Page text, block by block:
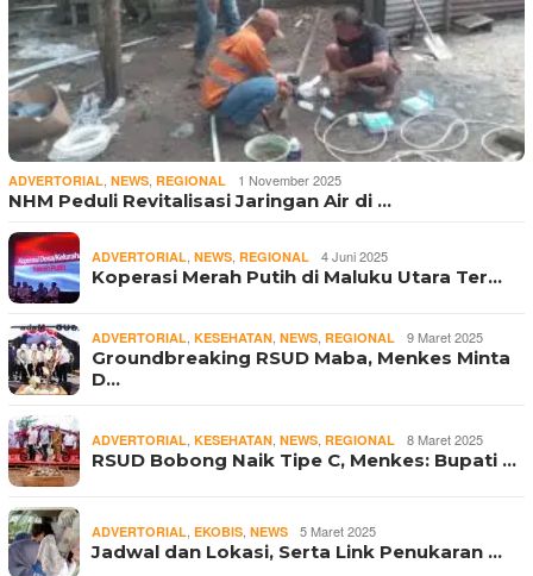
ADVERTORIAL, NEWS, REGIONAL 1 November 2025
NHM Peduli Revitalisasi Jaringan Air di …
ADVERTORIAL, NEWS, REGIONAL 4 Juni 2025
Koperasi Merah Putih di Maluku Utara Ter…
ADVERTORIAL, KESEHATAN, NEWS, REGIONAL 9 Maret 2025
Groundbreaking RSUD Maba, Menkes Minta
D…
ADVERTORIAL, KESEHATAN, NEWS, REGIONAL 8 Maret 2025
RSUD Bobong Naik Tipe C, Menkes: Bupati …
ADVERTORIAL, EKOBIS, NEWS 5 Maret 2025
Jadwal dan Lokasi, Serta Link Penukaran …